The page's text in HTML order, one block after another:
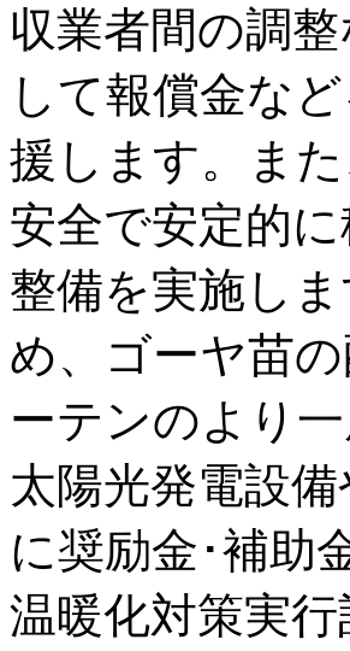
収業者間の調
して報償金な
援します。ま
安全で安定的
整備を実施し
め、ゴーヤ苗
ーテンのより
太陽光発電設
に奨励金･補助
温暖化対策実